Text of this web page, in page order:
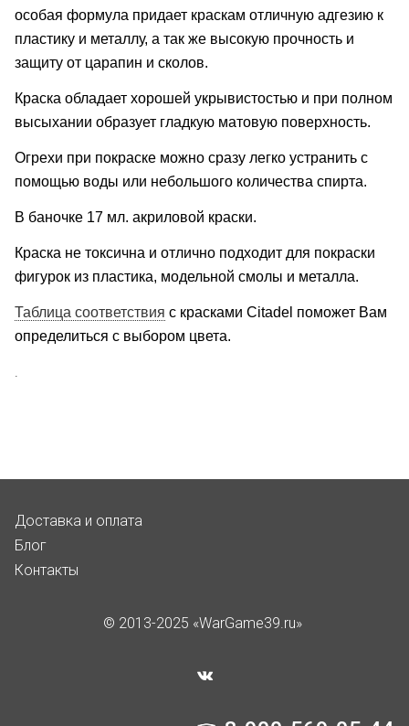
особая формула придает краскам отличную адгезию к
пластику и металлу, а так же высокую прочность и
защиту от царапин и сколов.
Краска обладает хорошей укрывистостью и при полном
высыхании образует гладкую матовую поверхность.
Огрехи при покраске можно сразу легко устранить с
помощью воды или небольшого количества спирта.
В баночке 17 мл. акриловой краски.
Краска не токсична и отлично подходит для покраски
фигурок из пластика, модельной смолы и металла.
Таблица соответствия с красками Citadel поможет Вам
определиться с выбором цвета.
.
Доставка и оплата
Блог
Контакты
© 2013-2025 «WarGame39.ru»